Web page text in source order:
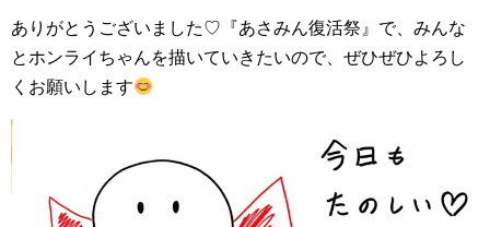
ありがとうございました♡『あさみん復活祭』で、みんな
とホンライちゃんを描いていきたいので、ぜひぜひよろし
くお願いします